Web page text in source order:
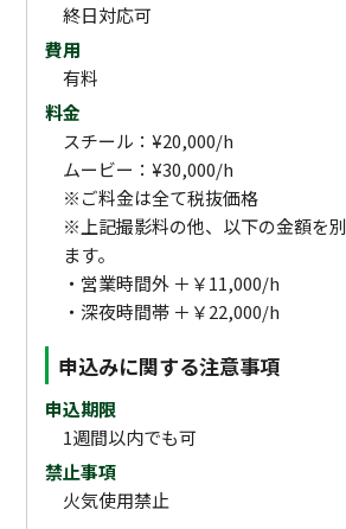
終日対応可
費用
有料
料金
スチール：¥20,000/h
ムービー：¥30,000/h
※ご料金は全て税抜価格
※上記撮影料の他、以下の金額を
ます。
‧営業時間外 ＋￥11,000/h
‧深夜時間帯 ＋￥22,000/h
申込みに関する注意事項
申込期限
1週間以内でも可
禁止事項
火気使用禁止